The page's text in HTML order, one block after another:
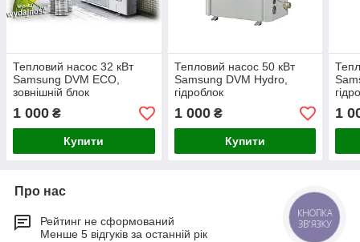
Тепловий насос 32 кВт
Samsung DVM ECO,
зовнішній блок
AM120BXMWGH/EU
1 000 ₴
Купити
Тепловий насос 50 кВт
Samsung DVM Hydro,
гідроблок
AM500FNBDEH/EU
1 000₴
Купити
ЄС
1
Про нас
Рейтинг не сформований
Менше 5 відгуків за останній рік
КНОПКА
ЗВ'ЯЗКУ